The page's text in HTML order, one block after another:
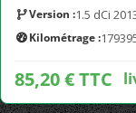
Version :1.5 dCi
Kilométrage :
85,20 € TTC